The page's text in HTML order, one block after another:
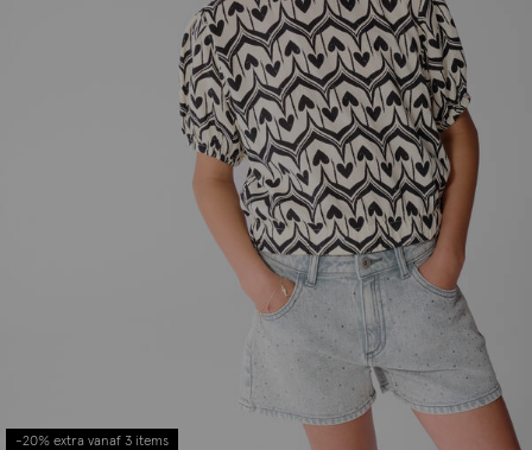
-20% extra vanaf 3 items